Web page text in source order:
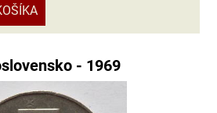
- 1969